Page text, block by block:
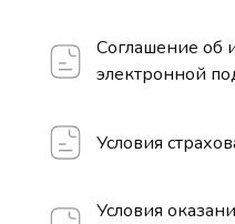
Соглашение об
электронной
Условия
Условия